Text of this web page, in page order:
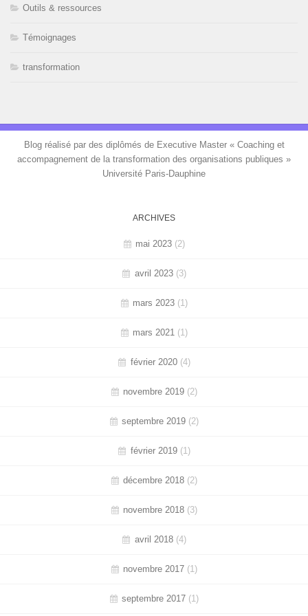
Outils & ressources
Témoignages
transformation
Blog réalisé par des diplômés de Executive Master « Coaching et
accompagnement de la transformation des organisations publiques »
Université Paris-Dauphine
ARCHIVES
mai 2023 (2)
avril 2023(3)
mars 2023 (1)
mars 2021 (1)
février 2020(4)
novembre 2019 (2)
septembre 2019 (2)
février 2019(1)
décembre 2018 (2)
novembre 2018 (3)
avril 2018(4)
novembre 2017 (1)
septembre 2017 (1)